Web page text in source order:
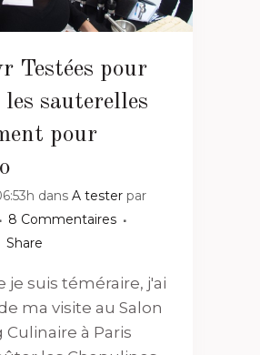
Testées pour
les sauterelles
pour
dans A tester par
8 Commentaires
Share
je suis téméraire, j'ai
ma visite au Salon
à Paris